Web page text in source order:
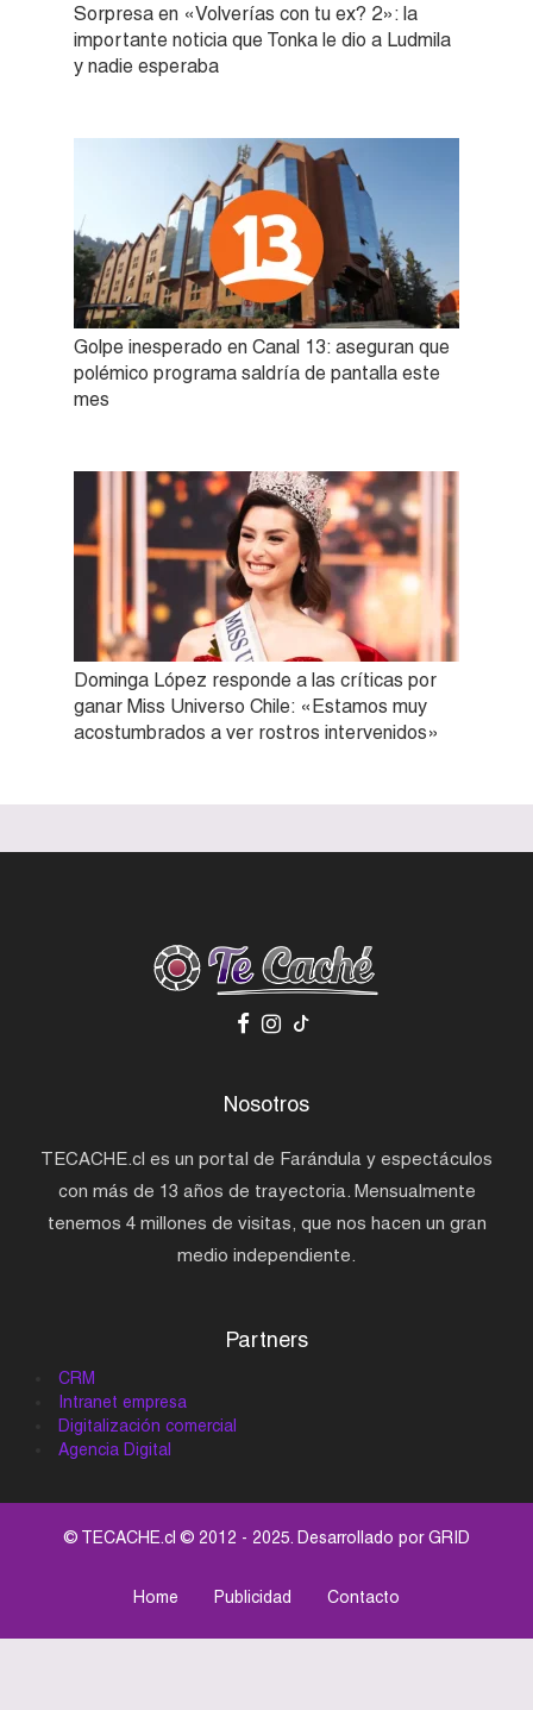
Sorpresa en «Volverías con tu ex? 2»: la
importante noticia que Tonka le dio a Ludmila
y nadie esperaba
Golpe inesperado en Canal 13: aseguran que
polémico programa saldría de pantalla este
mes
Dominga López responde a las críticas por
ganar Miss Universo Chile: «Estamos muy
acostumbrados a ver rostros intervenidos»
Nosotros
TECACHE.cl es un portal de Farándula y espectáculos
con más de 13 años de trayectoria. Mensualmente
tenemos 4 millones de visitas, que nos hacen un gran
medio independiente.
Partners
CRM
Intranet empresa
Digitalización comercial
Agencia Digital
© TECACHE.cl © 2012 - 2025. Desarrollado porGRID
Home Publicidad Contacto